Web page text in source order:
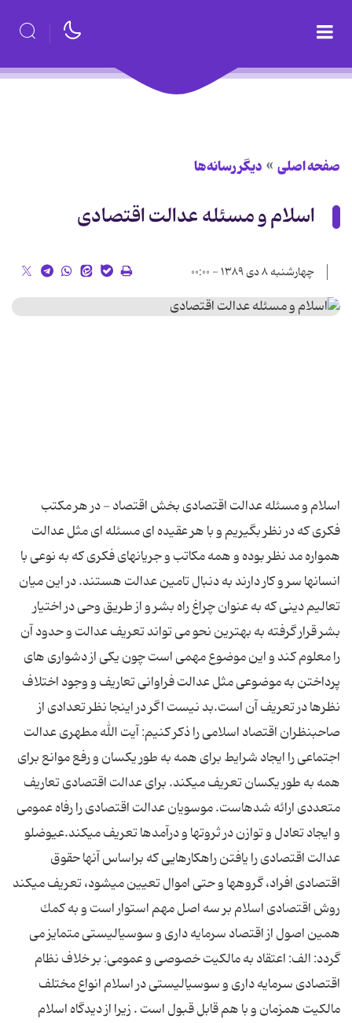
صفحه اصلی دیگر رسانه‌ها
اسلام و مسئله عدالت اقتصادی
چهارشنبه ۸ دی ۱۳۸۹ - ۰۰:۰۰
اسلام و مسئله عدالت اقتصادی بخش اقتصاد - در هر مکتب
فکری که در نظر بگیریم و با هر عقیده ای مسئله ای مثل عدالت
همواره مد نظر بوده و همه مکاتب و جریانهای فکری که به نوعی با
انسانها سر و کار دارند به دنبال تامین عدالت هستند. در این میان
تعالیم دینی که به عنوان چراغ راه بشر و از طریق وحی در اختیار
بشر قرار گرفته به بهترین نحو می تواند تعریف عدالت و حدود آن
را معلوم کند و این موضوع مهمی است چون یکی از دشواری های
پرداختن به موضوعی مثل عدالت فراوانی تعاریف و وجود اختلاف
نظرها در تعریف آن است.بد نیست اگر در اینجا نظر تعدادی از
صاحبنظران اقتصاد اسلامی را ذکر کنیم: آیت الله مطهری عدالت
اجتماعی را ایجاد شرایط برای همه به طور یکسان و رفع موانع برای
همه به طور یکسان تعریف میکند. برای عدالت اقتصادی تعاریف
متعددی ارائه شدهاست. موسویان عدالت اقتصادی را رفاه عمومی
و ایجاد تعادل و توازن در ثروتها و درآمدها تعریف میكند.عیوضلو
عدالت اقتصادی را یافتن راهکارهایی که براساس آنها حقوق
اقتصادی افراد، گروهها و حتی اموال تعیین میشود، تعریف میكند
روش اقتصادی اسلام بر سه اصل مهم استوار است و به كمك
همین اصول از اقتصاد سرمایه داری و سوسیالیستی متمایز می
گردد: الف: اعتقاد به مالكیت خصوصی و عمومی: بر خلاف نظام
اقتصادی سرمایه داری و سوسیالیستی در اسلام انواع مختلف
مالكیت همزمان و با هم قابل قبول است . زیرا از دیدگاه اسلام